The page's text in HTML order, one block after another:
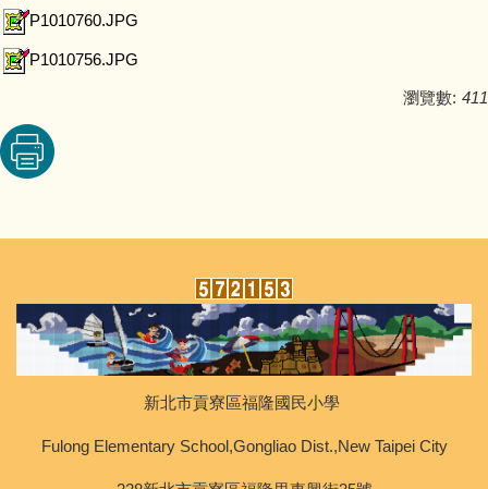
P1010760.JPG
P1010756.JPG
瀏覽數: 411
新北市貢寮區福隆國民小學
Fulong Elementary School,Gongliao Dist.,New Taipei City